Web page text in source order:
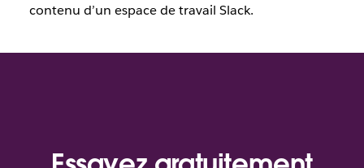
contenu d’un espace de travail Slack.